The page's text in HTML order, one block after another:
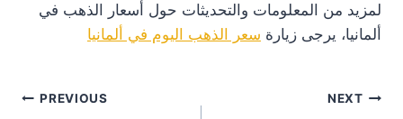
لمزيد من المعلومات والتحديثات حول أسعار الذهب في
ألمانيا، يرجى زيارة سعر الذهب اليوم في ألمانيا
PREVIOUS NEXT